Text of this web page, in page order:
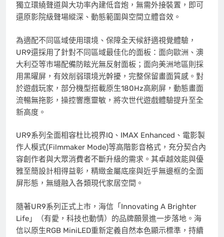
獨立環繞聲道與大功率內建低音炮，無需外接裝置，即可
還原影院級聲場縱深、動態範圍與空間立體音效。
為適配不同區域使用環境、保障全天候舒適視覺體驗 ，
UR9還採用了針對不同區域最佳化的面板：面向歐洲、澳
大利亞等市場配備防眩光無反射面板；面向美洲地區則採
用黑曜屏，有效削弱環境光幹擾，完整保留畫面質感。對
於遊戲玩家，部分機型搭載原生180Hz高刷屏，動態畫面
流暢無拖影，操控響應靈敏，將次世代遊戲體驗提升至全
新高度。
UR9系列全面相容杜比視界IQ、IMAX Enhanced、電影製
作人模式(Filmmaker Mode)等高階影音格式，充分契合內
容創作者與大眾消費者不斷升級的需求。其卓越效能與優
雅至簡設計相得益彰，精緻金屬底座與近乎無邊框的全面
屏形態，無縫融入各類現代家居空間。
隨著UR9系列正式上市，海信「Innovating A Brighter
Life」（有愛，科技也動情）的品牌願景進一步落地。海
信以原生RGB MiniLED重新定義自然本色顯示標準，持續